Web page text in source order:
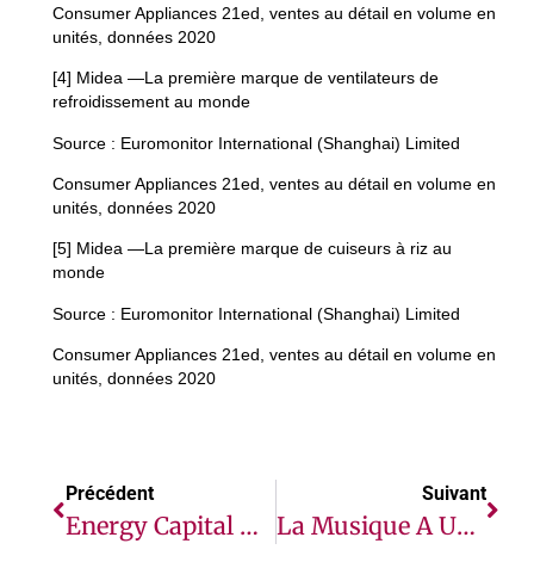
Consumer Appliances 21ed, ventes au détail en volume en
unités, données 2020
[4] Midea —La première marque de ventilateurs de
refroidissement au monde
Source : Euromonitor International (Shanghai) Limited
Consumer Appliances 21ed, ventes au détail en volume en
unités, données 2020
[5] Midea —La première marque de cuiseurs à riz au
monde
Source : Euromonitor International (Shanghai) Limited
Consumer Appliances 21ed, ventes au détail en volume en
unités, données 2020
Précédent
Energy Capital & Power Annonce De Nouvelles Dates Pour La Conférence Et Exposition MSGBC, Oil, Gas & Power 2021
Suivant
La Musique A Un Nouveau Foyer Dans La Super Appli AYOBA